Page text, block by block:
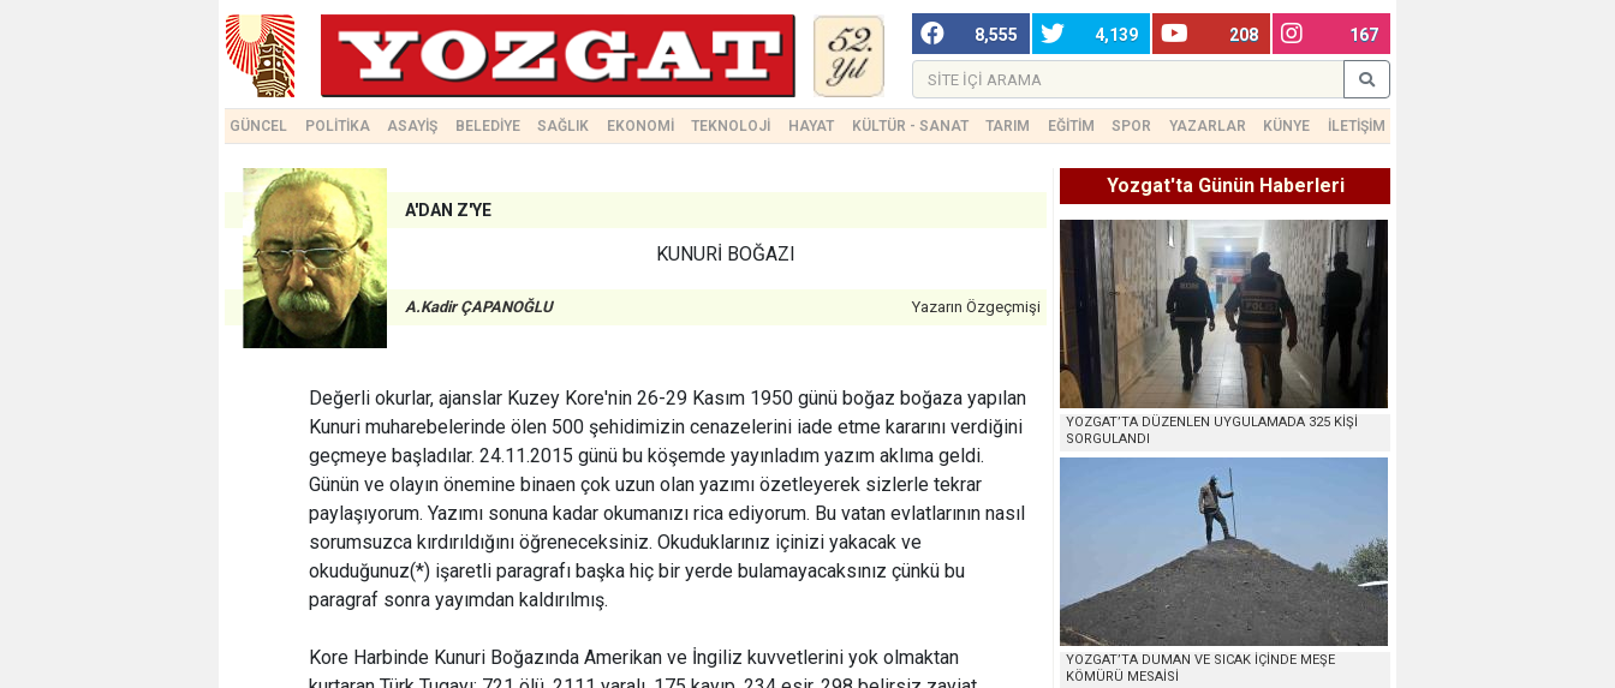
8,555 4,139 208 167
GÜNCEL POLİTİKA ASAYİŞ BELEDİYE SAĞLIK EKONOMİ TEKNOLOJİ HAYAT KÜLTÜR - SANAT TARIM EĞİTİM SPOR YAZARLAR KÜNYE İLETİŞİM
A'DAN Z'YE
KUNURİ BOĞAZI
A.Kadir ÇAPANOĞLU Yazarın Özgeçmişi
Değerli okurlar, ajanslar Kuzey Kore'nin 26-29 Kasım 1950 günü boğaz boğaza yapılan
Kunuri muharebelerinde ölen 500 şehidimizin cenazelerini iade etme kararını verdiğini
geçmeye başladılar. 24.11.2015 günü bu köşemde yayınladım yazım aklıma geldi.
Günün ve olayın önemine binaen çok uzun olan yazımı özetleyerek sizlerle tekrar
paylaşıyorum. Yazımı sonuna kadar okumanızı rica ediyorum. Bu vatan evlatlarının nasıl
sorumsuzca kırdırıldığını öğreneceksiniz. Okuduklarınız içinizi yakacak ve
okuduğunuz(*) işaretli paragrafı başka hiç bir yerde bulamayacaksınız çünkü bu
paragraf sonra yayımdan kaldırılmış.
Kore Harbinde Kunuri Boğazında Amerikan ve İngiliz kuvvetlerini yok olmaktan
Yozgat'ta Günün Haberleri
YOZGAT’TA DÜZENLEN UYGULAMADA 325 KİŞİ
SORGULANDI
YOZGAT’TA DUMAN VE SICAK İÇİNDE MEŞE
KÖMÜRÜ MESAİSİ